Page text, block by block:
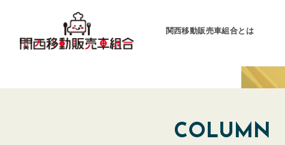
関西移動販売車組合とは
関西移動販売車組合とは
運営会社
COLUMN